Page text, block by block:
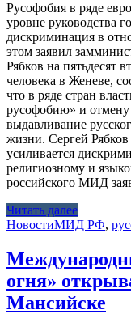
Русофобия в ряде
уровне руководства
дискриминация в
этом заявил
Рябков на пятьдесят
человека в Женеве,
что в ряде стран
русофобию» и отмену
выдавливание
жизни. Сергей
усиливается
религиозному и
российского МИД
Читать далее
НовостиМИД РФ,
огня»
Мансийске